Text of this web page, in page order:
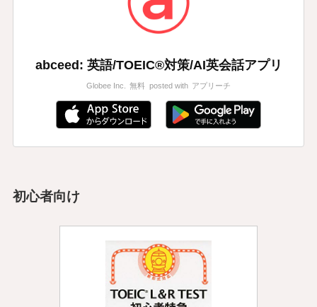
abceed: 英語/TOEIC®対策/AI英会話アプリ
Globee Inc. 無料 posted with アプリーチ
初心者向け